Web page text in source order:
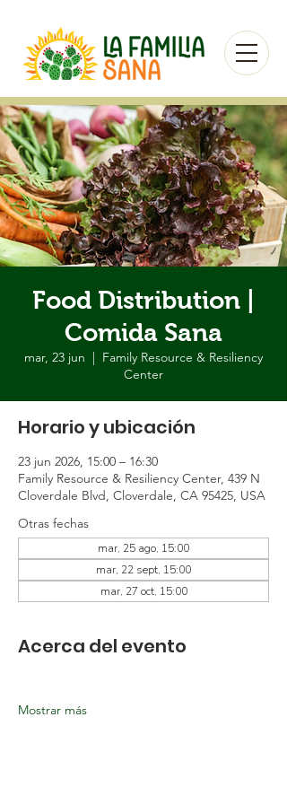
Food Distribution |
Comida Sana
mar, 23 jun
  |
Family Resource & Resiliency
Center
Horario y ubicación
23 jun 2026, 15:00 – 16:30
Family Resource & Resiliency Center, 439 N
Cloverdale Blvd, Cloverdale, CA 95425, USA
Otras fechas
mar, 25 ago, 15:00
mar, 22 sept, 15:00
mar, 27 oct, 15:00
Acerca del evento
Mostrar más